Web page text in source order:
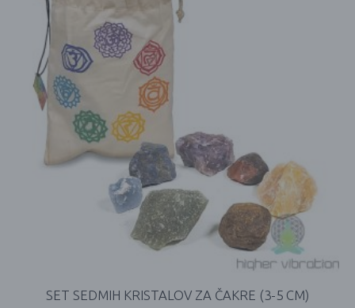
SET SEDMIH KRISTALOV ZA ČAKRE (3-5 CM)